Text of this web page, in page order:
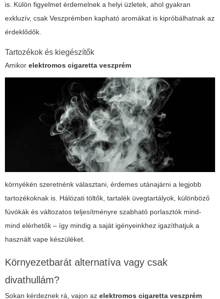
is. Külön figyelmet érdemelnek a helyi üzletek, ahol gyakran
exkluzív, csak Veszprémben kapható aromákat is kipróbálhatnak az
érdeklődők.
Tartozékok és kiegészítők
Amikor elektromos cigaretta veszprém
környékén szeretnénk választani, érdemes utánajárni a legjobb
tartozékoknak is. Hálózati töltők, tartalék üvegtartályok, különböző
fúvókák és változatos teljesítményre szabható porlasztók mind-
mind elérhetők – így mindig a saját igényeinkhez igazíthatjuk a
használt vape készüléket.
Környezetbarát alternatíva vagy csak
divathullám?
Sokan kérdeznek rá, vajon az elektromos cigaretta veszprém